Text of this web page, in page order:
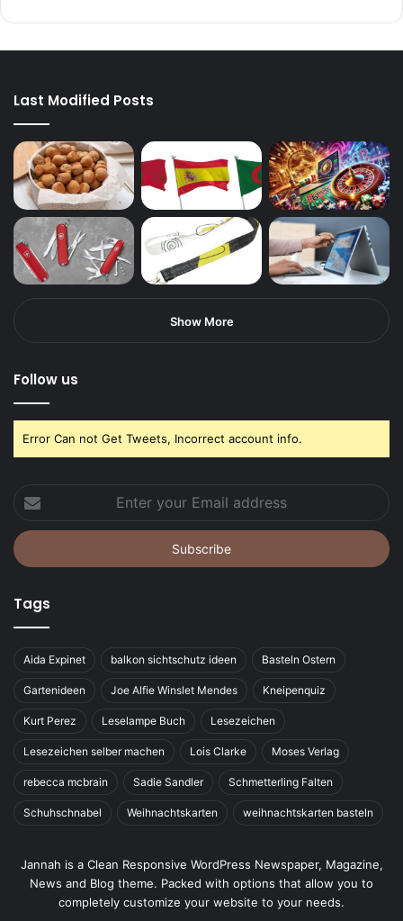
Last Modified Posts
Show More
Follow us
Error Can not Get Tweets, Incorrect account info.
Enter
your
Email
address
Tags
Aida Expinet balkon sichtschutz ideen Basteln Ostern
Gartenideen Joe Alfie Winslet Mendes Kneipenquiz
Kurt Perez Leselampe Buch Lesezeichen
Lesezeichen selber machen Lois Clarke Moses Verlag
rebecca mcbrain Sadie Sandler Schmetterling Falten
Schuhschnabel Weihnachtskarten weihnachtskarten basteln
Jannah is a Clean Responsive WordPress Newspaper, Magazine,
News and Blog theme. Packed with options that allow you to
completely customize your website to your needs.